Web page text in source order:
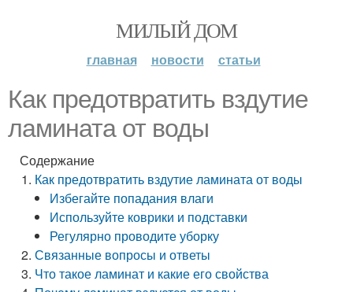
МИЛЫЙ ДОМ
главная новости статьи
Как предотвратить вздутие
ламината от воды
Содержание
Как предотвратить вздутие ламината от воды
Избегайте попадания влаги
Используйте коврики и подставки
Регулярно проводите уборку
Связанные вопросы и ответы
Что такое ламинат и какие его свойства